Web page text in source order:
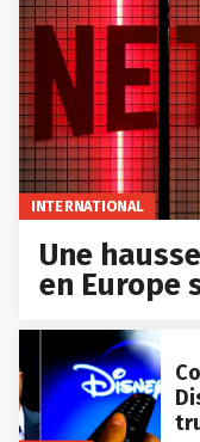
INTERNATIONAL
Une
en Europe